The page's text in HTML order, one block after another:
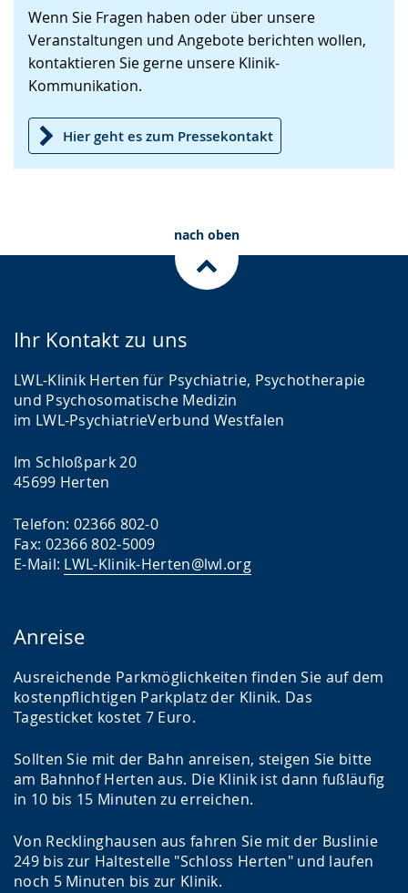
wechseln.
Deutscher
Gebärdensprache
wird
angezeigt.
Wenn Sie Fragen haben oder über unsere
Veranstaltungen und Angebote berichten wollen,
kontaktieren Sie gerne unsere Klinik-
Kommunikation.
Hier geht es zum Pressekontakt
nach oben
Ihr Kontakt zu uns
LWL-Klinik Herten für Psychiatrie, Psychotherapie
und Psychosomatische Medizin
im LWL-PsychiatrieVerbund Westfalen
Im Schloßpark 20
45699 Herten
Telefon: 02366 802-0
Fax: 02366 802-5009
E-Mail: LWL-Klinik-Herten@lwl.org
Anreise
Ausreichende Parkmöglichkeiten finden Sie auf dem
kostenpflichtigen Parkplatz der Klinik. Das
Tagesticket kostet 7 Euro.
Sollten Sie mit der Bahn anreisen, steigen Sie bitte
am Bahnhof Herten aus. Die Klinik ist dann fußläufig
in 10 bis 15 Minuten zu erreichen.
Von Recklinghausen aus fahren Sie mit der Buslinie
249 bis zur Haltestelle "Schloss Herten" und laufen
noch 5 Minuten bis zur Klinik.